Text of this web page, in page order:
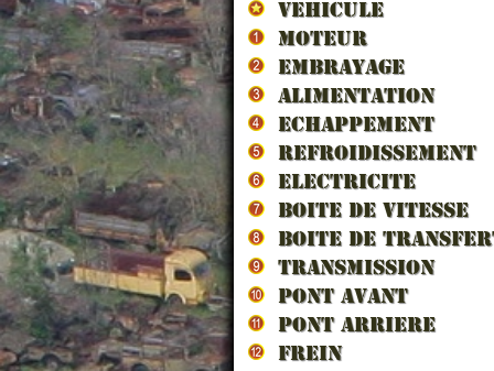
VEHICULE
MOTEUR
EMBRAYAGE
ALIMENTATION
ECHAPPEMENT
REFROIDISSEMENT
ELECTRICITE
BOITE DE VITESSE
BOITE DE
TRANSMISSION
PONT AVANT
PONT ARRIERE
FREIN
LES